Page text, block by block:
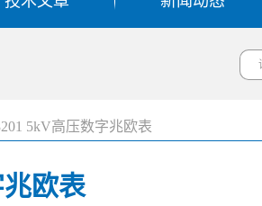
5kV高压数字兆欧表
欧表